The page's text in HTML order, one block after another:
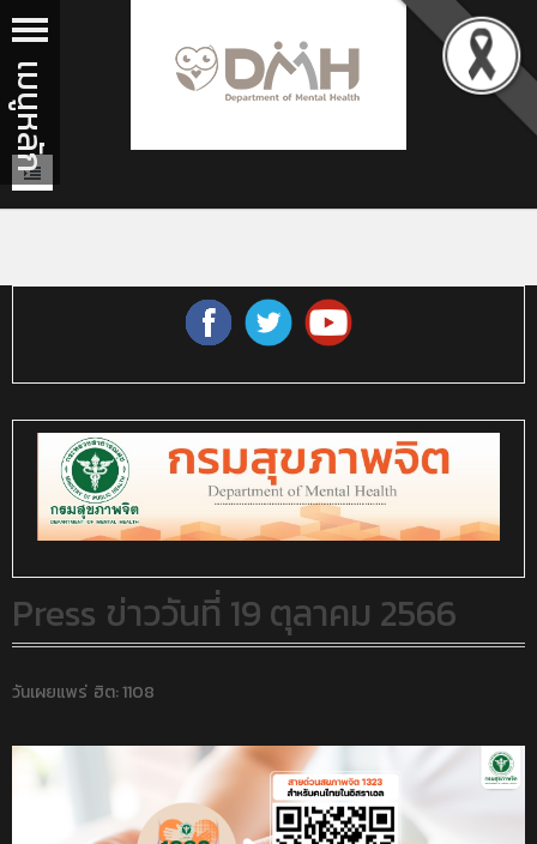
Press ข่าววันที่ 19 ตุลาคม 2566
วันเผยแพร่ ฮิต: 1108